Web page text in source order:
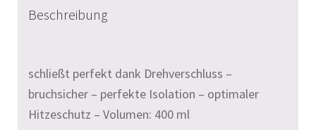
Beschreibung
schließt perfekt dank Drehverschluss –
bruchsicher – perfekte Isolation – optimaler
Hitzeschutz – Volumen: 400 ml